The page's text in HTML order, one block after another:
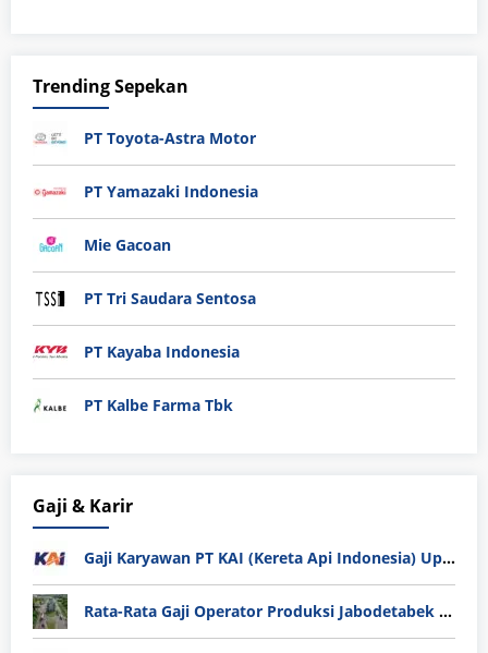
Trending Sepekan
PT Toyota-Astra Motor
PT Yamazaki Indonesia
Mie Gacoan
PT Tri Saudara Sentosa
PT Kayaba Indonesia
PT Kalbe Farma Tbk
Gaji & Karir
Gaji Karyawan PT KAI (Kereta Api Indonesia) Update 2025
Rata-Rata Gaji Operator Produksi Jabodetabek 2025: Bedah Tuntas UMK, Lemburan, dan Realita Hidup Buruh